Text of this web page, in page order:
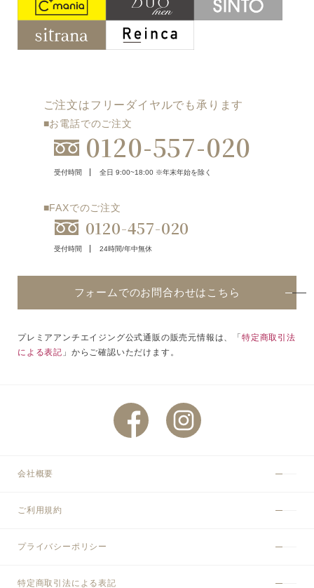
ご注文はフリーダイヤルでも承ります
■お電話でのご注文
0120-557-020
受付時間 全日 9:00~18:00 ※年末年始を除く
■FAXでのご注文
0120-457-020
受付時間 24時間/年中無休
フォームでのお問合わせはこちら
プレミアアンチエイジング公式通販の販売元情報は、「特定商取引法
による表記 」からご確認いただけます。
会社概要
ご利用規約
プライバシーポリシー
特定商取引法による表記